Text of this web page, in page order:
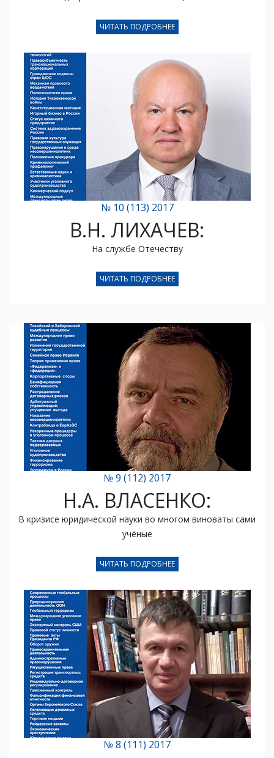
ЧИТАТЬ ПОДРОБНЕЕ
№ 10 (113) 2017
В.Н. ЛИХАЧЕВ:
На службе Отечеству
ЧИТАТЬ ПОДРОБНЕЕ
№ 9 (112) 2017
Н.А. ВЛАСЕНКО:
В кризисе юридической науки во многом виноваты сами
учёные
ЧИТАТЬ ПОДРОБНЕЕ
№ 8 (111) 2017